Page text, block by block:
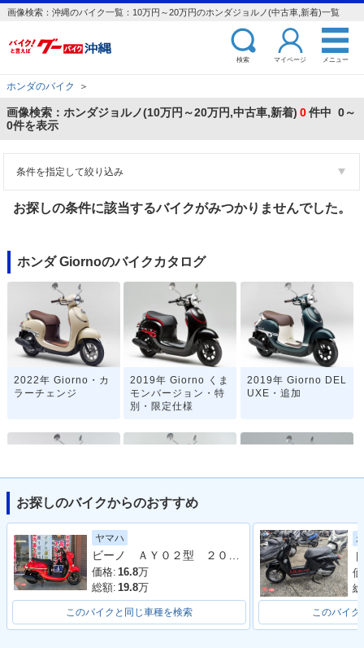
画像検索：沖縄のバイク一覧：10万円～20万円のホンダジョルノ(中古車,新着)一覧
検索 マイページ メニュー
ホンダのバイク ＞
画像検索：ホンダジョルノ(10万円～20万円,中古車,新着) 0件中 0～
0件を表示
条件を指定して絞り込み
お探しの条件に該当するバイクがみつかりませんでした。
ホンダ Giornoのバイクカタログ
2022年 Giorno・カ
ラーチェンジ
2019年 Giorno くま
モンバージョン・特
別・限定仕様
2019年 Giorno DEL
UXE・追加
2019年 Giorno・カ
ラーチェンジ
様
2018年 Giorno くま
モンバージョン・特
別・限定仕様
お探しのバイクからのおすすめ
ヤマハ
ビーノ ＡＹ０２型 ２０２４年モデル アイドリングストップ シガーソケット コンビニフック
価格: 16.8万
総額: 19.8万
このバイクと同じ車種を検索 このバイク